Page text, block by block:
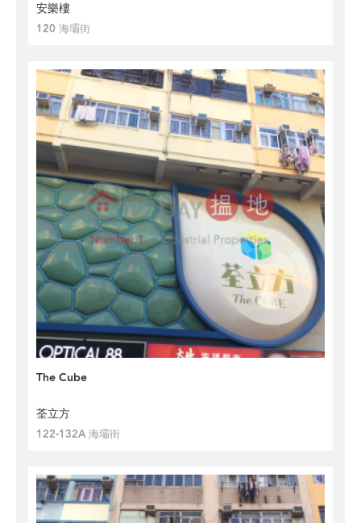
安樂樓
120 海壩街
The Cube
荃立方
122-132A 海壩街